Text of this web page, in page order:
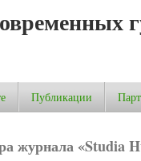
Публикации
журнала «Studia